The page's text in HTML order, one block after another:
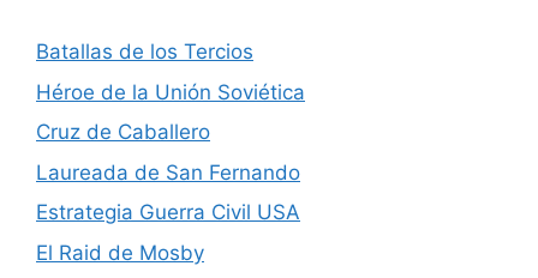
Batallas de los Tercios
Héroe de la Unión Soviética
Cruz de Caballero
Laureada de San Fernando
Estrategia Guerra Civil USA
El Raid de Mosby